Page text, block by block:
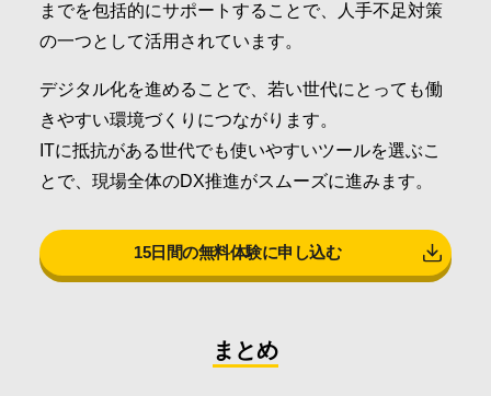
までを包括的にサポートすることで、人手不足対策
の一つとして活用されています。
デジタル化を進めることで、若い世代にとっても働
きやすい環境づくりにつながります。
ITに抵抗がある世代でも使いやすいツールを選ぶこ
とで、現場全体のDX推進がスムーズに進みます。
15日間の無料体験に申し込む
まとめ